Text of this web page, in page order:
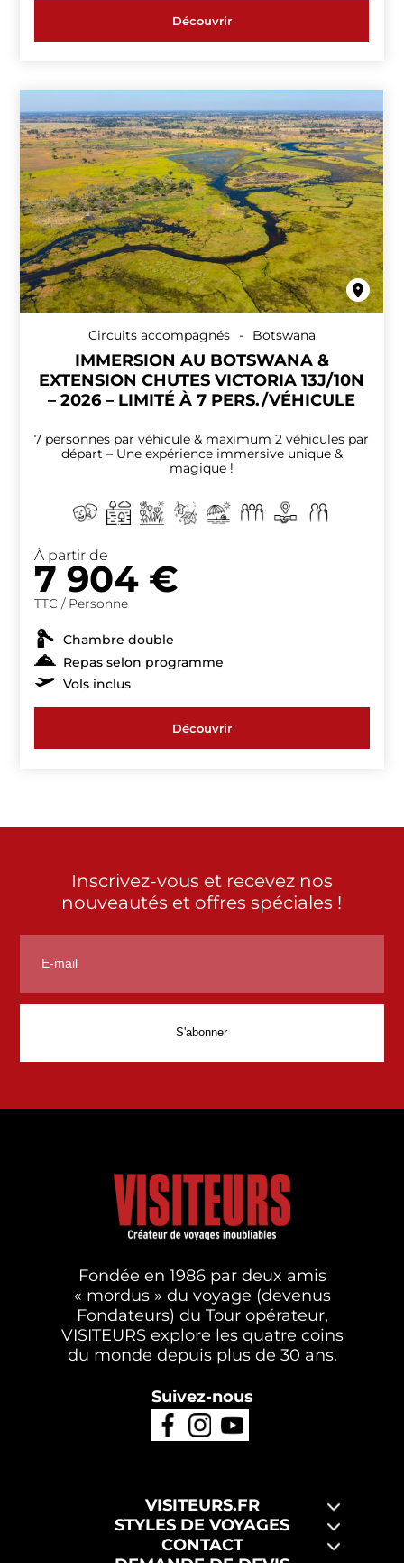
Découvrir
Circuits accompagnés - Botswana
IMMERSION AU BOTSWANA &
EXTENSION CHUTES VICTORIA 13J/10N
– 2026 – LIMITÉ À 7 PERS./VÉHICULE
7 personnes par véhicule & maximum 2 véhicules par
départ – Une expérience immersive unique &
magique !
À partir de
7 904 €
TTC / Personne
Chambre double
Repas selon programme
Vols inclus
Découvrir
Inscrivez-vous et recevez nos
nouveautés et offres spéciales !
Fondée en 1986 par deux amis
« mordus » du voyage (devenus
Fondateurs) du Tour opérateur,
VISITEURS explore les quatre coins
du monde depuis plus de 30 ans.
Suivez-nous
VISITEURS.FR
STYLES DE VOYAGES
CONTACT